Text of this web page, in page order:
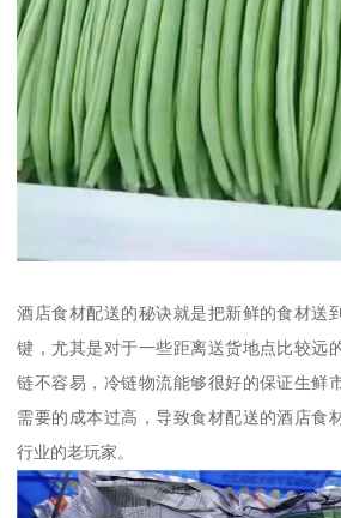
酒店食材配送的秘诀就是把新鲜的食材送
键，尤其是对于一些距离送货地点比较远
链不容易，冷链物流能够很好的保证生鲜
需要的成本过高，导致食材配送的酒店食
行业的老玩家。